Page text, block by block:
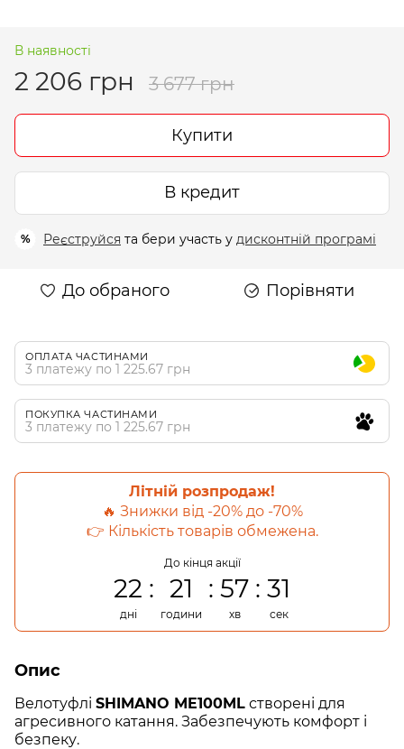
В наявності
2 206 грн 3 677 грн
Купити
В кредит
% Реєструйся та бери участь у дисконтній програмі
До обраного Порівняти
ОПЛАТА ЧАСТИНАМИ
3 платежу по 1 225.67 грн
ПОКУПКА ЧАСТИНАМИ
3 платежу по 1 225.67 грн
Літній розпродаж!
🔥 Знижки від -20% до -70%
👉 Кількість товарів обмежена.
До кінця акції
22
дні
21
години
57
хв
31
сек
Опис
Велотуфлі SHIMANO ME100ML створені для
агресивного катання. Забезпечують комфорт і
безпеку.